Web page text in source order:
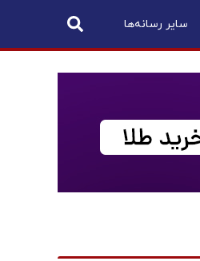
سایر رسانه‌ها